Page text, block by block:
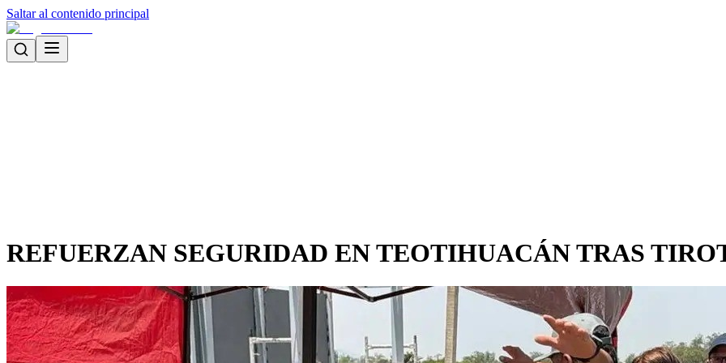
Saltar al contenido principal
REFUERZAN SEGURIDAD EN TEOTIHUACÁN TRAS